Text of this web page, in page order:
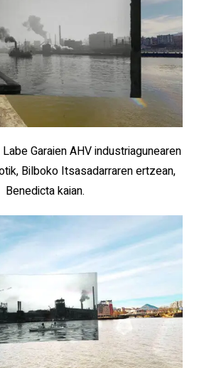
Garaien AHV industriagunearen
Bilboko Itsasadarraren ertzean,
Benedicta kaian.